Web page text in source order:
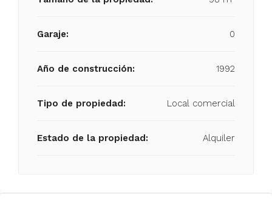
Garaje: 0
Año de construcción: 1992
Tipo de propiedad: Local comercial
Estado de la propiedad: Alquiler